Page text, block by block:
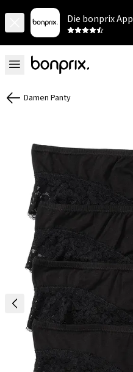
Die bonprix App
Damen Panty